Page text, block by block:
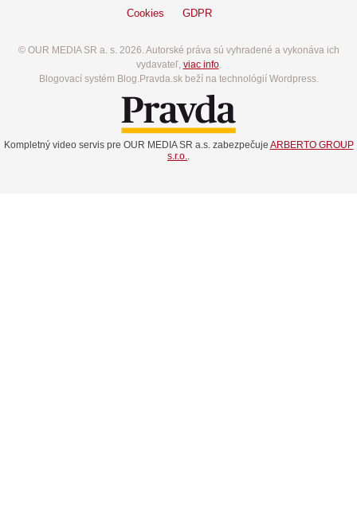
Cookies GDPR
© OUR MEDIA SR a. s. 2026. Autorské práva sú vyhradené a vykonáva ich
vydavateľ, viac info.
Blogovací systém Blog.Pravda.sk beží na technológií Wordpress.
Kompletný video servis pre OUR MEDIA SR a.s. zabezpečuje ARBERTO GROUP
s.r.o..